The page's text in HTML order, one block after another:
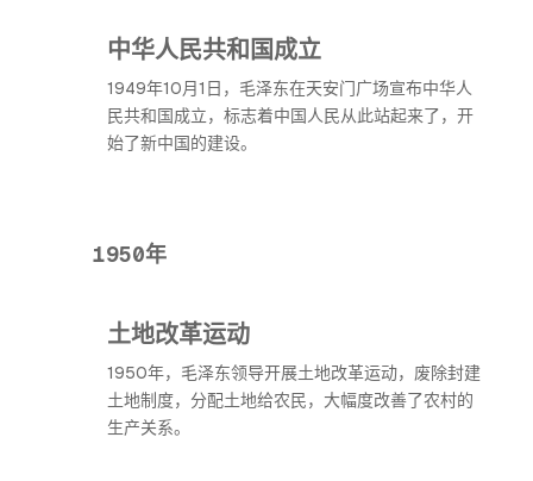
中华人民共和国成立
1949年10月1日，毛泽东在天安门广场宣布中华人
民共和国成立，标志着中国人民从此站起来了，开
始了新中国的建设。
1950年
土地改革运动
1950年，毛泽东领导开展土地改革运动，废除封建
土地制度，分配土地给农民，大幅度改善了农村的
生产关系。